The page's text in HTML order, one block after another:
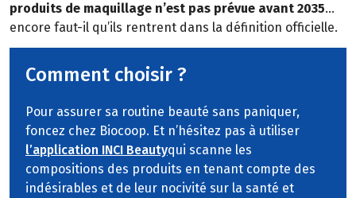
produits de maquillage n’est pas prévue avant 2035…
encore faut-il qu’ils rentrent dans la définition officielle.
Comment choisir ?
Pour assurer sa routine beauté sans paniquer,
foncez chez Biocoop. Et n’hésitez pas à utiliser
l’application INCI Beautyqui scanne les
compositions des produits en tenant compte des
indésirables et de leur nocivité sur la santé et